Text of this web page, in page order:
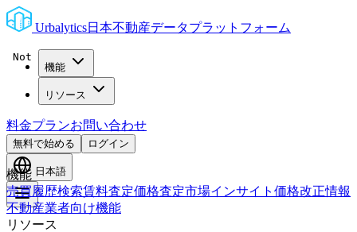
Urbalytics日本不動産データプラットフォーム
機能
リソース
料金プランお問い合わせ
無料で始める ログイン
日本語
機能
売買履歴検索賃料査定価格査定市場インサイト 価格改正情報
不動産業者向け機能
リソース